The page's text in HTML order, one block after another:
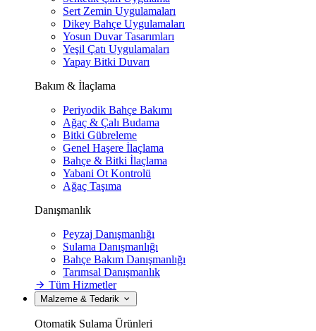
Sert Zemin Uygulamaları
Dikey Bahçe Uygulamaları
Yosun Duvar Tasarımları
Yeşil Çatı Uygulamaları
Yapay Bitki Duvarı
Bakım & İlaçlama
Periyodik Bahçe Bakımı
Ağaç & Çalı Budama
Bitki Gübreleme
Genel Haşere İlaçlama
Bahçe & Bitki İlaçlama
Yabani Ot Kontrolü
Ağaç Taşıma
Danışmanlık
Peyzaj Danışmanlığı
Sulama Danışmanlığı
Bahçe Bakım Danışmanlığı
Tarımsal Danışmanlık
Tüm Hizmetler
Malzeme & Tedarik
Otomatik Sulama Ürünleri